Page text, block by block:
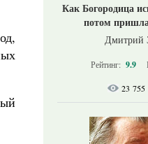
Как Богородица
потом
Дмитрий
Рейтинг: 9.9
23 755